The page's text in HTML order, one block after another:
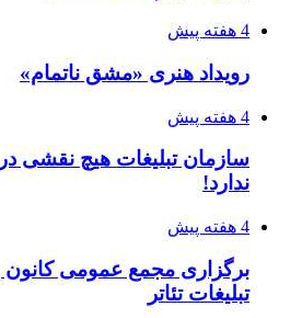
4 هفته پیش
رویداد هنری «مشق ناتمام»
4 هفته پیش
سازمان تبلیغات هیچ نقشی در
ندارد!
4 هفته پیش
برگزاری مجمع عمومی
تبلیغات تئاتر